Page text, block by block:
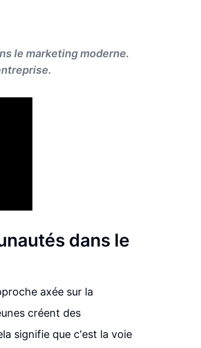
le marketing moderne.
dans le
axée sur la
créent des
signifie que c'est la voie